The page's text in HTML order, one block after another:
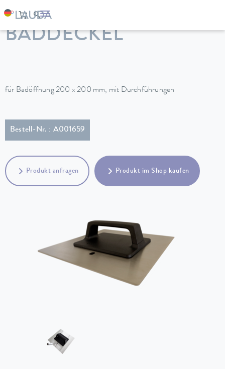
LAUDA Temperiergeräte
BADDECKEL
für Badöffnung 200 x 200 mm, mit Durchführungen
Bestell-Nr. : A001659
Produkt anfragen Produkt im Shop kaufen